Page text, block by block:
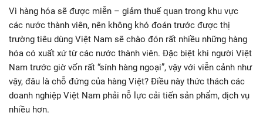
Vì hàng hóa sẽ được miễn – giảm thuế quan trong khu vực
các nước thành viên, nên không khó đoán trước được thị
trường tiêu dùng Việt Nam sẽ chào đón rất nhiều những hàng
hóa có xuất xứ từ các nước thành viên. Đặc biệt khi người Việt
Nam trước giờ vốn rất “sính hàng ngoại”, vậy với viễn cảnh như
vậy, đâu là chỗ đứng của hàng Việt? Điều này thức thách các
doanh nghiệp Việt Nam phải nỗ lực cải tiến sản phẩm, dịch vụ
nhiều hơn.